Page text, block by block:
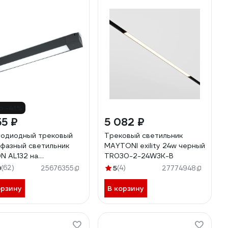
₽
трековый
светильник
AL132 на
20W 4000K
(62) 25676355
5 082 ₽
Трековый светильник
MAYTONI exility 24w черный
TR030-2-24W3K-B
5(4) 27774948
В корзину